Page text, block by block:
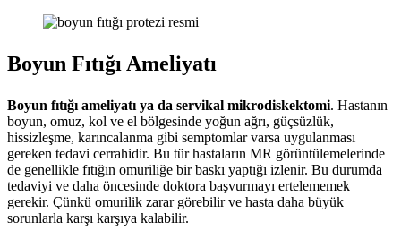
Boyun Fıtığı Ameliyatı
Boyun fıtığı ameliyatı ya da servikal mikrodiskektomi. Hastanın
boyun, omuz, kol ve el bölgesinde yoğun ağrı, güçsüzlük,
hissizleşme, karıncalanma gibi semptomlar varsa uygulanması
gereken tedavi cerrahidir. Bu tür hastaların MR görüntülemelerinde
de genellikle fıtığın omuriliğe bir baskı yaptığı izlenir. Bu durumda
tedaviyi ve daha öncesinde doktora başvurmayı ertelememek
gerekir. Çünkü omurilik zarar görebilir ve hasta daha büyük
sorunlarla karşı karşıya kalabilir.